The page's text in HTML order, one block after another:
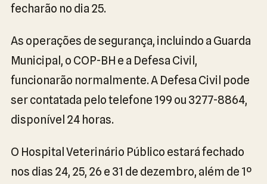
fecharão no dia 25.
As operações de segurança, incluindo a Guarda
Municipal, o COP-BH e a Defesa Civil,
funcionarão normalmente. A Defesa Civil pode
ser contatada pelo telefone 199 ou 3277-8864,
disponível 24 horas.
O Hospital Veterinário Público estará fechado
nos dias 24, 25, 26 e 31 de dezembro, além de 1º